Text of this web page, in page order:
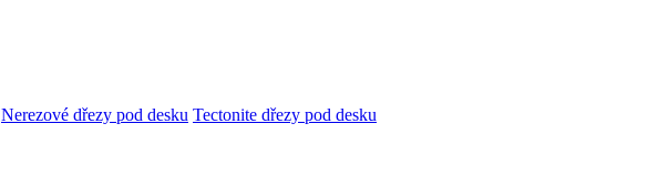
Nerezové dřezy pod desku Tectonite dřezy pod desku